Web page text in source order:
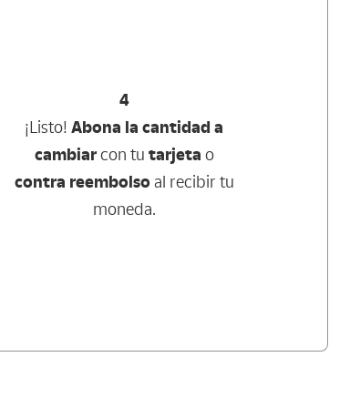
4
¡Listo!Abona la cantidad a
cambiarcon tu tarjeta o
contra reembolsoal recibir tu
moneda.